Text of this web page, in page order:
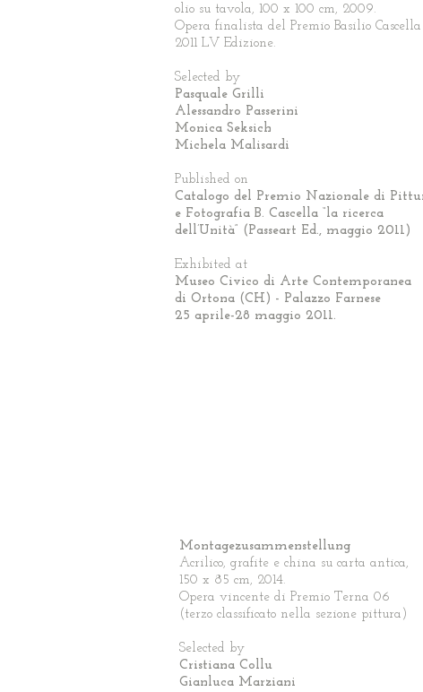
olio su tavola, 100 x 100 cm, 2009.
Opera finalista del Premio Basilio Cascella
2011 LV Edizione.
Selected by
Pasquale Grilli
Alessandro Passerini
Monica Seksich
Michela Malisardi
Published on
Catalogo del Premio Nazionale di
e Fotografia B. Cascella “la ricerca
dell’Unità” (Passeart Ed., maggio 2011)
Exhibited at
Museo Civico di Arte Contemporanea
di Ortona (CH) - Palazzo Farnese
25 aprile-28 maggio 2011.
Montagezusammenstellung
Acrilico, grafite e china su carta antica,
150 x 85 cm, 2014.
Opera vincente di Premio Terna 06
(terzo classificato nella sezione pittura)
Selected by
Cristiana Collu
Gianluca Marziani